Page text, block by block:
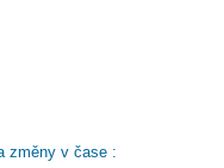
změny v čase :